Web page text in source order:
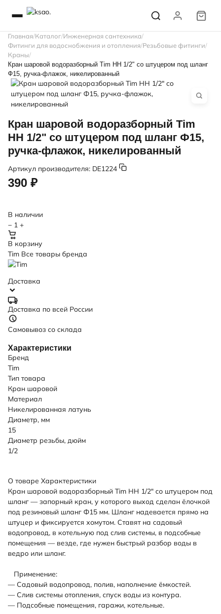
Главная Каталог Инженерная сантехника
Фитинги для водоснобжения и отопления Резьбовые фитинги
Краны
Кран шаровой водоразборный Tim НН 1/2" со штуцером под шланг
Ф15, ручка-флажок, никелированный
Кран шаровой водоразборный Tim
НН 1/2" со штуцером под шланг Ф15,
ручка-флажок, никелированный
Артикул производителя: DE1224
390 ₽
В наличии
− 1 +
В корзину
Tim Все товары бренда
Доставка
Доставка по всей России
Самовывоз со склада
Характеристики
Бренд
Tim
Тип товара
Кран шаровой
Материал
Никелированная латунь
Диаметр, мм
15
Диаметр резьбы, дюйм
1/2
О товаре Характеристики
Кран шаровой водоразборный Tim НН 1/2" со штуцером под
шланг — запорный кран, у которого выход сделан ёлочкой
под резиновый шланг Ф15 мм. Шланг надевается прямо на
штуцер и фиксируется хомутом. Ставят на садовый
водопровод, в котельную под слив системы, в подсобные
помещения — везде, где нужен быстрый разбор воды в
ведро или шланг.
Применение:
— Садовый водопровод, полив, наполнение ёмкостей.
— Слив системы отопления, спуск воды из контура.
— Подсобные помещения, гаражи, котельные.